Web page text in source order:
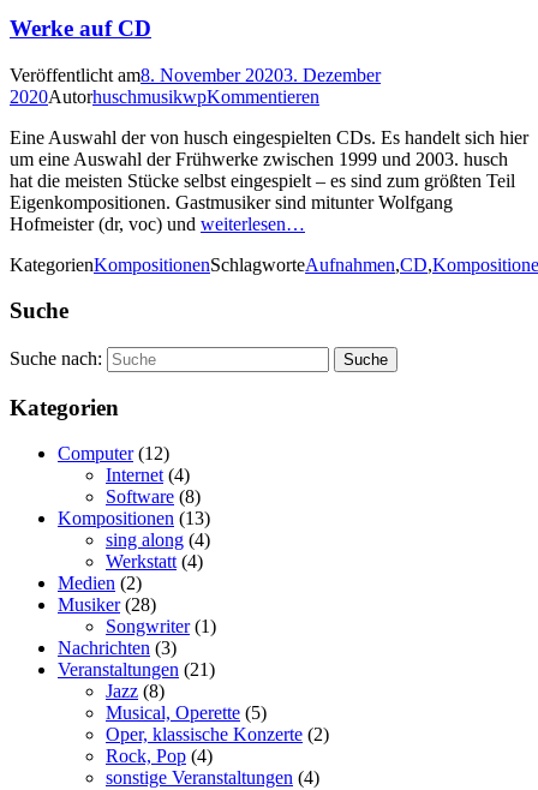
Werke auf CD
Veröffentlicht am8. November 20203. Dezember
2020AutorhuschmusikwpKommentieren
Eine Auswahl der von husch eingespielten CDs. Es handelt sich hier
um eine Auswahl der Frühwerke zwischen 1999 und 2003. husch
hat die meisten Stücke selbst eingespielt – es sind zum größten Teil
Eigenkompositionen. Gastmusiker sind mitunter Wolfgang
Hofmeister (dr, voc) und weiterlesen…
KategorienKompositionenSchlagworteAufnahmen,CD,
Suche
Suche nach:
Kategorien
Computer(12)
Internet(4)
Software (8)
Kompositionen (13)
sing along (4)
Werkstatt(4)
Medien (2)
Musiker(28)
Songwriter(1)
Nachrichten (3)
Veranstaltungen (21)
Jazz (8)
Musical, Operette (5)
Oper, klassische Konzerte (2)
Rock, Pop (4)
sonstige Veranstaltungen (4)